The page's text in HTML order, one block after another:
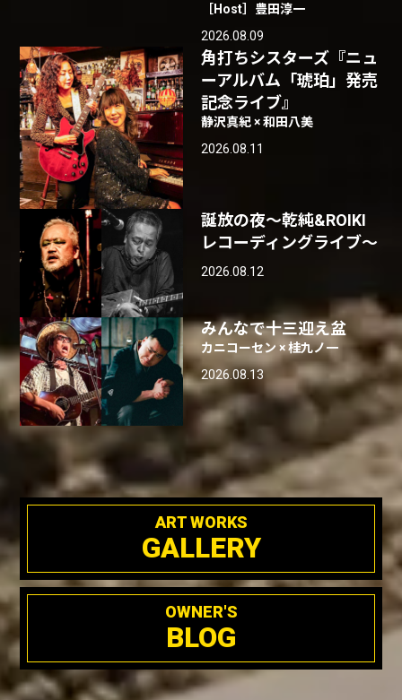
［Host］豊田淳一
2026.08.09
角打ちシスターズ『ニュ
ーアルバム「琥珀」発売
記念ライブ』
静沢真紀 × 和田八美
2026.08.11
誕放の夜〜乾純&ROIKI
レコーディングライブ〜
2026.08.12
みんなで十三迎え盆
カニコーセン × 桂九ノ一
2026.08.13
ART WORKS
GALLERY
OWNER'S
BLOG